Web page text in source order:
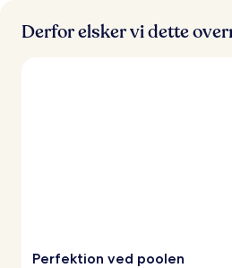
Derfor elsker vi dette
Perfektion ved poolen